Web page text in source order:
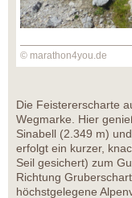
© marathon4you.de
Die Feistererscharte
Wegmarke. Hier
Sinabell (2.349 m)
erfolgt ein kurzer,
Seil gesichert) zum
Richtung
höchstgelegene